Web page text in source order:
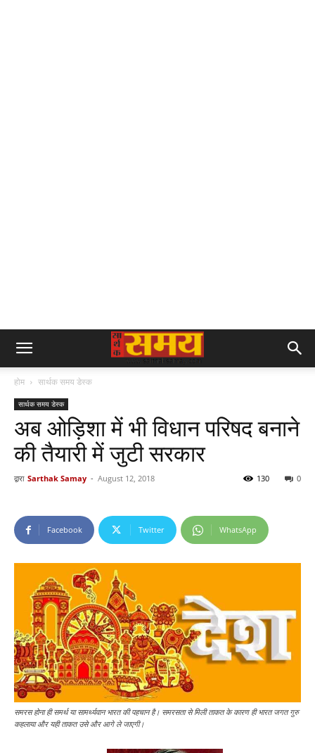
होम सार्थक समय डेस्क
सार्थक समय डेस्क
अब ओड़िशा में भी विधान परिषद बनाने
की तैयारी में जुटी सरकार
द्वारा Sarthak Samay - August 12, 2018 0
130
Facebook Twitter WhatsApp
समरस होना ही समर्थ या सामर्थ्यवान भारत की पहचान है। समरसता से मिली ताकत के कारण ही भारत जगत गुरु
कहलाया और यही ताकत उसे और आगे ले जाएगी।